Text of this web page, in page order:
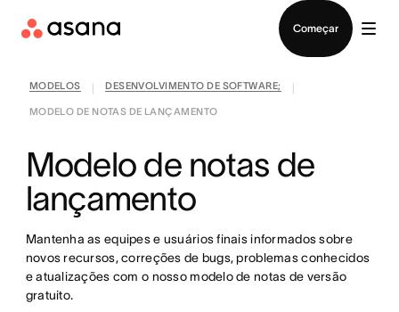
Começar
MODELOS DESENVOLVIMENTO DE SOFTWARE;
MODELO DE NOTAS DE LANÇAMENTO
Modelo de notas de
lançamento
Mantenha as equipes e usuários finais informados sobre
novos recursos, correções de bugs, problemas conhecidos
e atualizações com o nosso modelo de notas de versão
gratuito.